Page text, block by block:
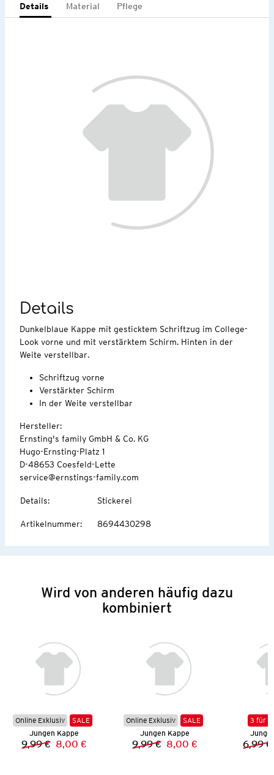
Details Material Pflege
Details
Dunkelblaue Kappe mit gesticktem Schriftzug im College-
Look vorne und mit verstärktem Schirm. Hinten in der
Weite verstellbar.
Schriftzug vorne
Verstärkter Schirm
In der Weite verstellbar
Hersteller:
Ernsting's family GmbH & Co. KG
Hugo-Ernsting-Platz 1
D-48653 Coesfeld-Lette
service@ernstings-family.com
Details: Stickerei
Artikelnummer: 8694430298
Wird von anderen häufig dazu
kombiniert
Online Exklusiv
SALE
Jungen Kappe
Vorheriger Preis:
9,99 € Neuer Preis:
8,00 €
Online Exklusiv
SALE
Jungen Kappe
Vorheriger Preis:
9,99 € Neuer Preis:
8,00 €
3 für 2
6,99 €